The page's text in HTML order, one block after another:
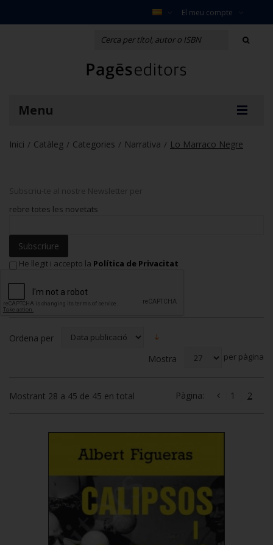
El meu compte
Menu
Inici / Catàleg / Categories / Narrativa / Lo Marraco Negre
Subscriu-te al nostre Newsletter per
rebre totes les novetats
Subscriure
He llegit i accepto la Política de Privacitat
Ordena per
Mostra
per pàgina
Mostrant 28 a 45 de 45 en total Pàgina: 1 2